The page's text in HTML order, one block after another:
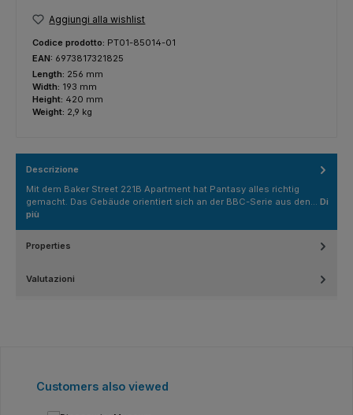
Aggiungi alla wishlist
Codice prodotto: PT01-85014-01
EAN: 6973817321825
Length: 256 mm
Width: 193 mm
Height: 420 mm
Weight: 2,9 kg
Descrizione
Mit dem Baker Street 221B Apartment hat Pantasy alles richtig
gemacht. Das Gebäude orientiert sich an der BBC-Serie aus den… Di
più
Properties
Valutazioni
Salta la galleria dei prodotti
Customers also viewed